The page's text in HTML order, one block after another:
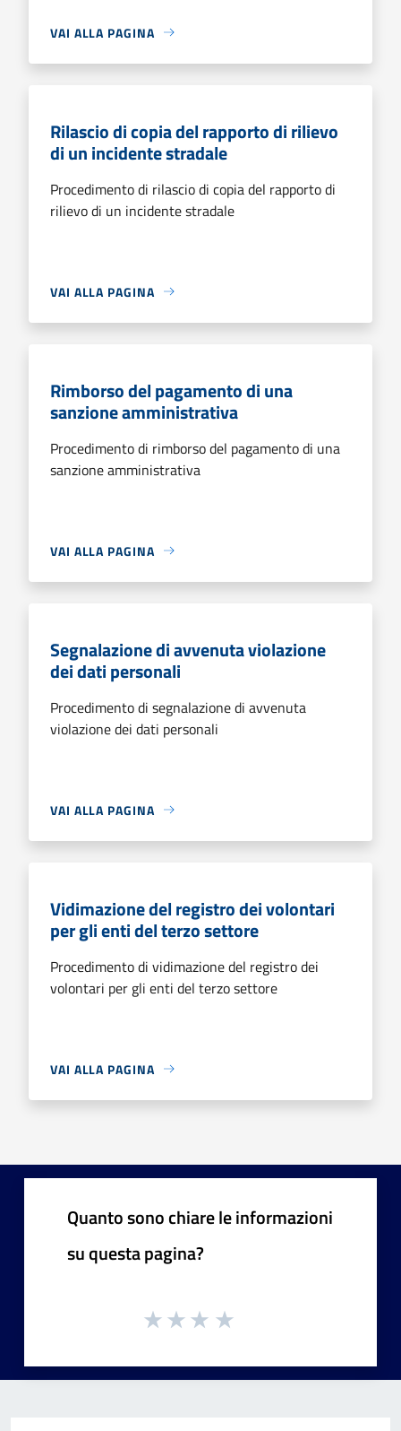
VAI ALLA PAGINA
Rilascio di copia del rapporto di rilievo
di un incidente stradale
Procedimento di rilascio di copia del rapporto di
rilievo di un incidente stradale
VAI ALLA PAGINA
Rimborso del pagamento di una
sanzione amministrativa
Procedimento di rimborso del pagamento di una
sanzione amministrativa
VAI ALLA PAGINA
Segnalazione di avvenuta violazione
dei dati personali
Procedimento di segnalazione di avvenuta
violazione dei dati personali
VAI ALLA PAGINA
Vidimazione del registro dei volontari
per gli enti del terzo settore
Procedimento di vidimazione del registro dei
volontari per gli enti del terzo settore
VAI ALLA PAGINA
Quanto sono chiare le informazioni
su questa pagina?